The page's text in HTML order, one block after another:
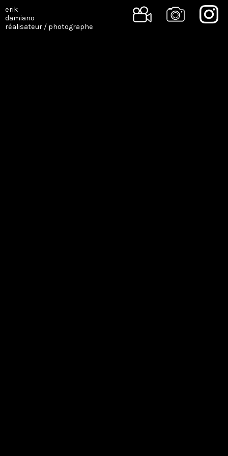
erik
damiano
réalisateur / photographe